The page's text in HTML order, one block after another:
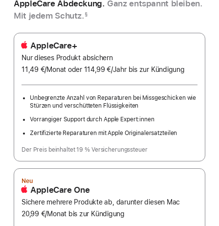
AppleCare Abdeckung. Ganz entspannt bleiben.
Mit jedem Schutz. §
AppleCare+
Nur dieses Produkt absichern
11,49 €/Monat pro
oder 114,99 €/Jahr Pro
bis zur Kündigung
Unbegrenzte Anzahl von Reparaturen bei Missgeschicken wie
Stürzen und verschütteten Flüssigkeiten
Vorrangiger Support durch Apple Expert:innen
Zertifizierte Reparaturen mit Apple Originalersatzteilen
Der Preis beinhaltet 19 % Versicherungssteuer
Neu
AppleCare One
Sichere mehrere Produkte ab, darunter diesen Mac
20,99 €/Monat pro
bis zur Kündigung